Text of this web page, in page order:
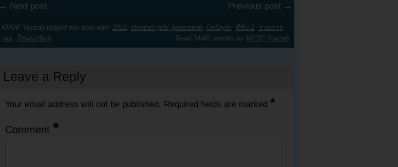
← Next post Previous post →
KPOP Youzab tagged this post with: 2015 channel girls' generation OnStyle ซีซั่น 2 รายการ,
เผย
โซนยอชิแด Read 34481 articles by KPOP Youzab
Leave a Reply
Your email address will not be published. Required fields are marked *
Comment *